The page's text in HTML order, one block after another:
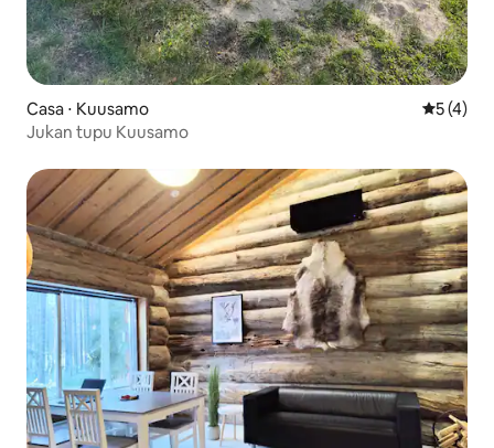
Casa ⋅ Kuusamo 5 de
5 (4)
Jukan tupu Kuusamo